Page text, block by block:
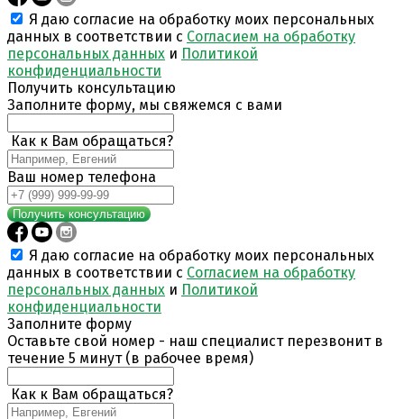
Я даю согласие на обработку моих персональных
данных в соответствии с Согласием на обработку
персональных данных и Политикой
конфиденциальности
Получить консультацию
Заполните форму, мы свяжемся с вами
Как к Вам обращаться?
Ваш номер телефона
Получить консультацию
Я даю согласие на обработку моих персональных
данных в соответствии с Согласием на обработку
персональных данных и Политикой
конфиденциальности
Заполните форму
Оставьте свой номер - наш специалист перезвонит в
течение 5 минут (в рабочее время)
Как к Вам обращаться?